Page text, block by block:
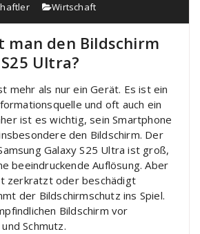
Wirtschaft
man den Bildschirm
Ultra?
mehr als nur ein Gerät. Es ist ein
und oft auch ein
ist es wichtig, sein Smartphone
den Bildschirm. Der
Galaxy S25 Ultra ist groß,
beeindruckende Auflösung. Aber
zerkratzt oder beschädigt
der Bildschirmschutz ins Spiel.
Bildschirm vor
Schmutz.